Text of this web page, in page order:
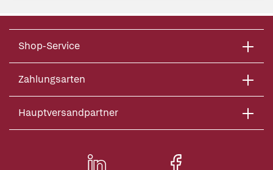
Shop-Service
Zahlungsarten
Hauptversandpartner